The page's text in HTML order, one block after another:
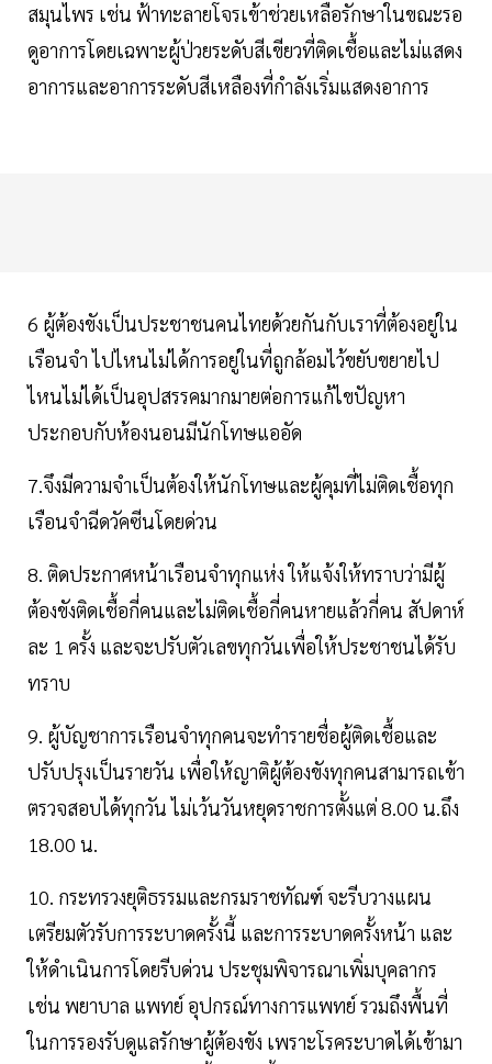
สมุนไพร เช่น ฟ้าทะลายโจรเข้าช่วยเหลือรักษาในขณะรอ
ดูอาการโดยเฉพาะผู้ป่วยระดับสีเขียวที่ติดเชื้อและไม่แสดง
อาการและอาการระดับสีเหลืองที่กำลังเริ่มแสดงอาการ
6 ผู้ต้องขังเป็นประชาชนคนไทยด้วยกันกับเราที่ต้องอยู่ใน
เรือนจำ ไปไหนไม่ได้การอยู่ในที่ถูกล้อมไว้ขยับขยายไป
ไหนไม่ได้เป็นอุปสรรคมากมายต่อการแก้ไขปัญหา
ประกอบกับห้องนอนมีนักโทษแออัด
7.จึงมีความจำเป็นต้องให้นักโทษและผู้คุมที่ไม่ติดเชื้อทุก
เรือนจำฉีดวัคซีนโดยด่วน
8. ติดประกาศหน้าเรือนจำทุกแห่ง ให้แจ้งให้ทราบว่ามีผู้
ต้องขังติดเชื้อกี่คนและไม่ติดเชื้อกี่คนหายแล้วกี่คน สัปดาห์
ละ 1 ครั้ง และจะปรับตัวเลขทุกวันเพื่อให้ประชาชนได้รับ
ทราบ
9. ผู้บัญชาการเรือนจำทุกคนจะทำรายชื่อผู้ติดเชื้อและ
ปรับปรุงเป็นรายวัน เพื่อให้ญาติผู้ต้องขังทุกคนสามารถเข้า
ตรวจสอบได้ทุกวัน ไม่เว้นวันหยุดราชการตั้งแต่ 8.00 น.ถึง
18.00 น.
10. กระทรวงยุติธรรมและกรมราชทัณฑ์ จะรีบวางแผน
เตรียมตัวรับการระบาดครั้งนี้ และการระบาดครั้งหน้า และ
ให้ดำเนินการโดยรีบด่วน ประชุมพิจารณาเพิ่มบุคลากร
เช่น พยาบาล แพทย์ อุปกรณ์ทางการแพทย์ รวมถึงพื้นที่
ในการรองรับดูแลรักษาผู้ต้องขัง เพราะโรคระบาดได้เข้ามา